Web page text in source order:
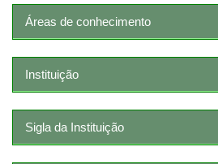
Áreas de conhecimento
Instituição
Sigla da Instituição